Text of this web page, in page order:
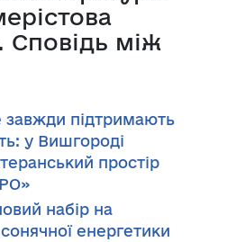
Сповідь між
завжди підтримають
у Вишгороді
простір
набір на
енергетики